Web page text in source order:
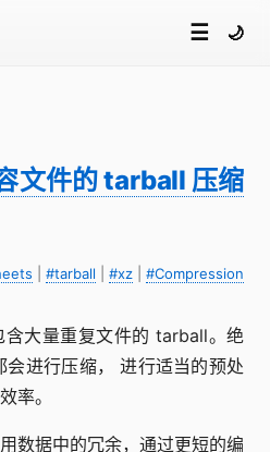
☰ 🌙
文件的 tarball 压缩
#tarball #xz
#Compression
大量重复文件的 tarball。绝
进行压缩， 进行适当的预处
率。
数据中的冗余，通过更短的编